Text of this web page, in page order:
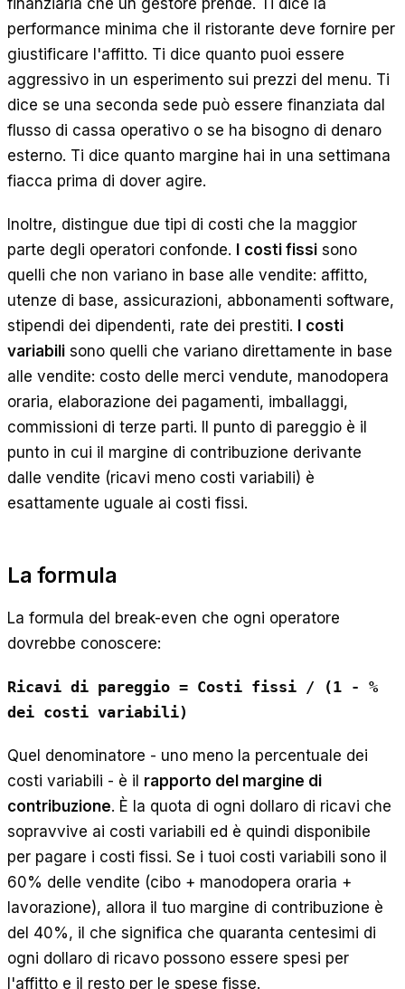
finanziaria che un gestore prende. Ti dice la
performance minima che il ristorante deve fornire per
giustificare l'affitto. Ti dice quanto puoi essere
aggressivo in un esperimento sui prezzi del menu. Ti
dice se una seconda sede può essere finanziata dal
flusso di cassa operativo o se ha bisogno di denaro
esterno. Ti dice quanto margine hai in una settimana
fiacca prima di dover agire.
Inoltre, distingue due tipi di costi che la maggior
parte degli operatori confonde.
costi fissi sono
quelli che non variano in base alle vendite: affitto,
utenze di base, assicurazioni, abbonamenti software,
stipendi dei dipendenti, rate dei prestiti.
costi
variabili sono quelli che variano direttamente in base
alle vendite: costo delle merci vendute, manodopera
oraria, elaborazione dei pagamenti, imballaggi,
commissioni di terze parti. Il punto di pareggio è il
punto in cui il margine di contribuzione derivante
dalle vendite (ricavi meno costi variabili) è
esattamente uguale ai costi fissi.
La formula
La formula del break-even che ogni operatore
dovrebbe conoscere:
Ricavi di pareggio = Costi fissi / (1 - %
dei costi variabili)
Quel denominatore - uno meno la percentuale dei
costi variabili - è il rapporto del margine di
contribuzione. È la quota di ogni dollaro di ricavi che
sopravvive ai costi variabili ed è quindi disponibile
per pagare i costi fissi. Se i tuoi costi variabili sono il
60% delle vendite (cibo + manodopera oraria +
lavorazione), allora il tuo margine di contribuzione è
del 40%, il che significa che quaranta centesimi di
ogni dollaro di ricavo possono essere spesi per
l'affitto e il resto per le spese fisse.